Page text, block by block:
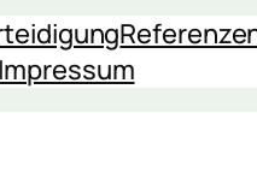
Impressum